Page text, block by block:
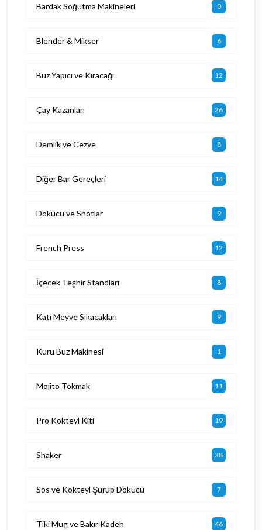
Bardak Soğutma Makineleri 0
Blender & Mikser 6
Buz Yapıcı ve Kıracağı 12
Çay Kazanları 26
Demlik ve Cezve 8
Diğer Bar Gereçleri 14
Dökücü ve Shotlar 9
French Press 12
İçecek Teşhir Standları 8
Katı Meyve Sıkacakları 9
Kuru Buz Makinesi 1
Mojito Tokmak 11
Pro Kokteyl Kiti 19
Shaker 38
Sos ve Kokteyl Şurup Dökücü 7
Tiki Mug ve Bakır Kadeh 46